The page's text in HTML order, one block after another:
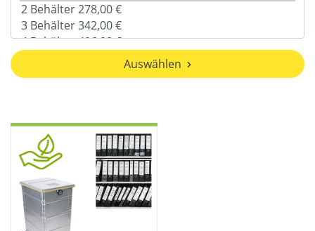
Auswählen